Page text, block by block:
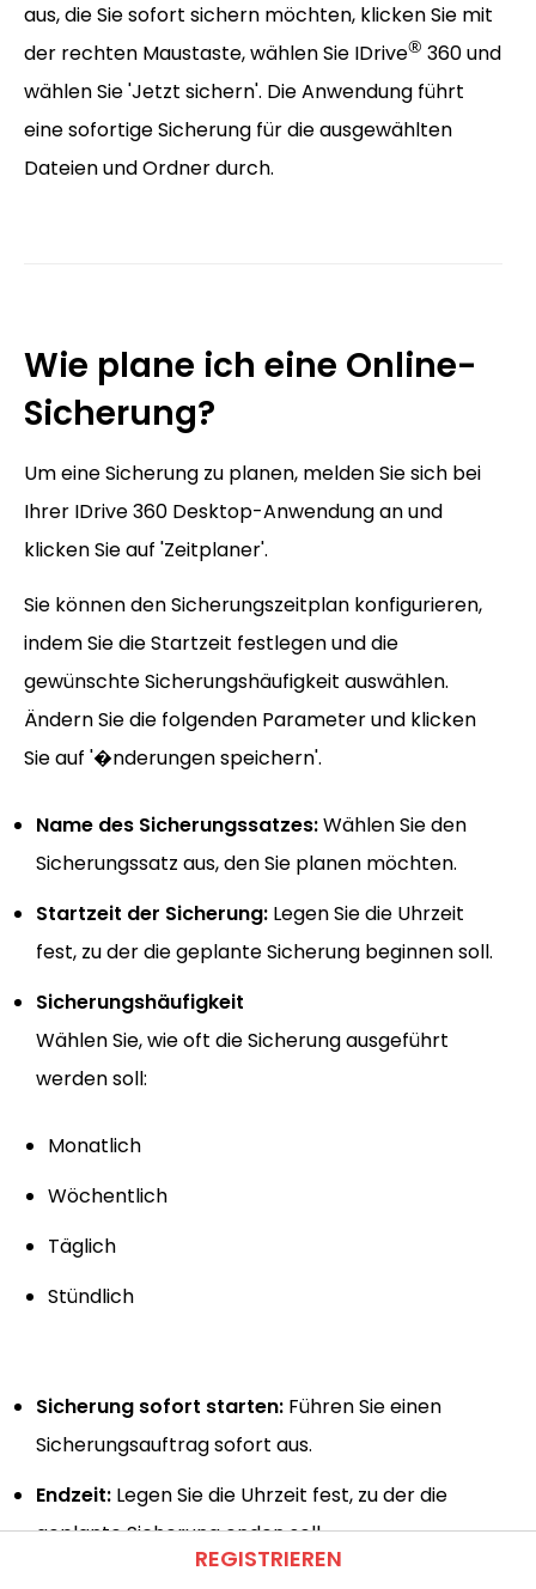
aus, die Sie sofort sichern möchten, klicken Sie mit
der rechten Maustaste, wählen Sie IDrive® 360 und
wählen Sie 'Jetzt sichern'. Die Anwendung führt
eine sofortige Sicherung für die ausgewählten
Dateien und Ordner durch.
Wie plane ich eine Online-
Sicherung?
Um eine Sicherung zu planen, melden Sie sich bei
Ihrer IDrive 360 Desktop-Anwendung an und
klicken Sie auf 'Zeitplaner'.
Sie können den Sicherungszeitplan konfigurieren,
indem Sie die Startzeit festlegen und die
gewünschte Sicherungshäufigkeit auswählen.
Ändern Sie die folgenden Parameter und klicken
Sie auf '�nderungen speichern'.
Name des Sicherungssatzes:Wählen Sie den
Sicherungssatz aus, den Sie planen möchten.
Startzeit der Sicherung: Legen Sie die Uhrzeit
fest, zu der die geplante Sicherung beginnen soll.
Sicherungshäufigkeit
Wählen Sie, wie oft die Sicherung ausgeführt
werden soll:
Monatlich
Wöchentlich
Täglich
Stündlich
Sicherung sofort starten: Führen Sie einen
Sicherungsauftrag sofort aus.
Endzeit: Legen Sie die Uhrzeit fest, zu der die
geplante Sicherung enden soll.
REGISTRIEREN